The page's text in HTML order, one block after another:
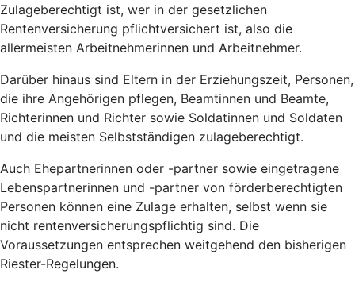
Zulageberechtigt ist, wer in der gesetzlichen
Rentenversicherung pflichtversichert ist, also die
allermeisten Arbeitnehmerinnen und Arbeitnehmer.
Darüber hinaus sind Eltern in der Erziehungszeit, Personen,
die ihre Angehörigen pflegen, Beamtinnen und Beamte,
Richterinnen und Richter sowie Soldatinnen und Soldaten
und die meisten Selbstständigen zulageberechtigt.
Auch Ehepartnerinnen oder -partner sowie eingetragene
Lebenspartnerinnen und -partner von förderberechtigten
Personen können eine Zulage erhalten, selbst wenn sie
nicht rentenversicherungspflichtig sind. Die
Voraussetzungen entsprechen weitgehend den bisherigen
Riester-Regelungen.